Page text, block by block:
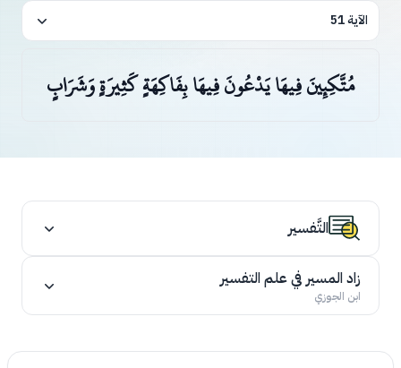
الآية 51
مُتَّكِئِينَ فِيهَا يَدْعُونَ فِيهَا بِفَاكِهَةٍ كَثِيرَةٍ وَشَرَابٍ
التَّفسير
زاد المسير في علم التفسير
ابن الجوزي